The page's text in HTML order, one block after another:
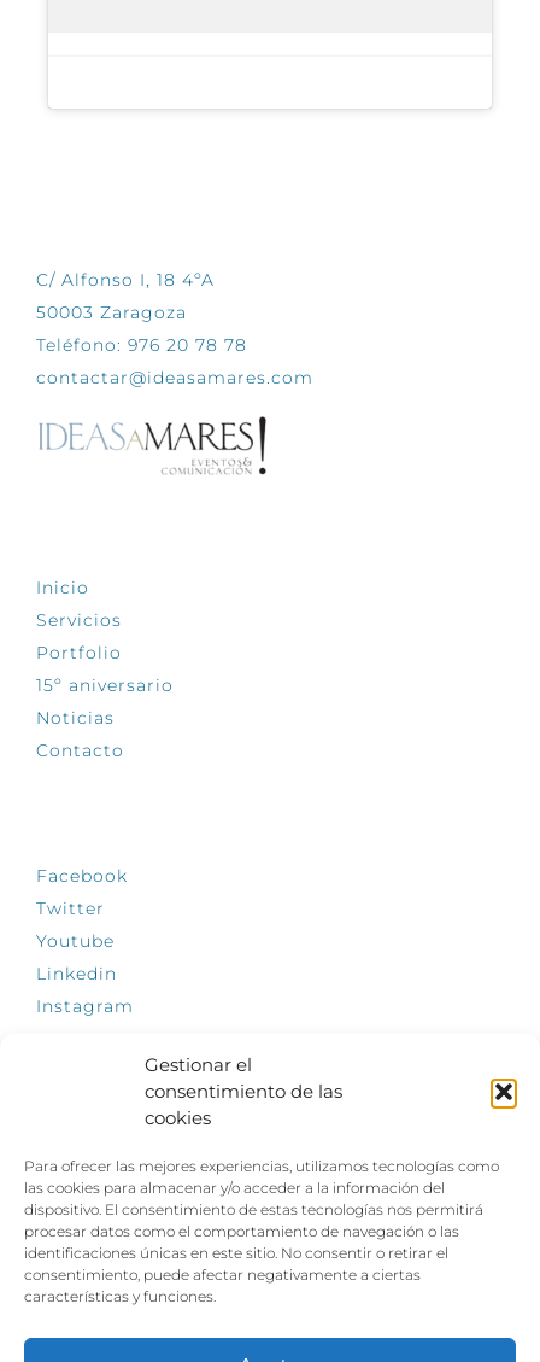
Gestionar el
consentimiento de las
cookies
Para ofrecer las mejores experiencias, utilizamos tecnologías como
las cookies para almacenar y/o acceder a la información del
dispositivo. El consentimiento de estas tecnologías nos permitirá
procesar datos como el comportamiento de navegación o las
identificaciones únicas en este sitio. No consentir o retirar el
consentimiento, puede afectar negativamente a ciertas
características y funciones.
C/ Alfonso I, 18 4ºA
50003 Zaragoza
Teléfono: 976 20 78 78
contactar@ideasamares.com
Inicio
Servicios
Portfolio
15º aniversario
Noticias
Contacto
Facebook
Twitter
Youtube
Linkedin
Instagram
El empleo, la gran llave para una vida
independiente: Fundación Dfa reclama un
impulso decidido a la inclusión laboral de las
personas con discapacidad
Clown, circo y magia: el Jardín de las Artes
de julio con su segundo “Festival